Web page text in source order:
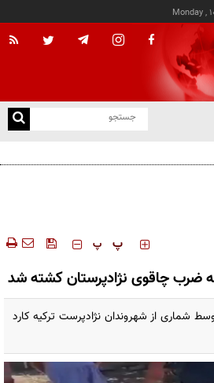
Monday ,
‍‍‍ پ پ
ضرب چاقوی نژادپرستان کشته شد
شماری از شهروندان نژادپرست ترکیه کارد